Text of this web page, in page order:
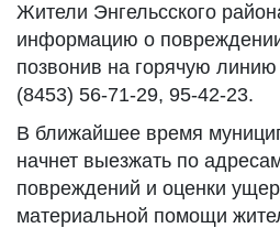
Жители Энгельсского
информацию о
позвонив на горячую
(8453) 56-71-29, 95-42-23.
В ближайшее время
начнет выезжать по
повреждений и оценки
материальной помощи